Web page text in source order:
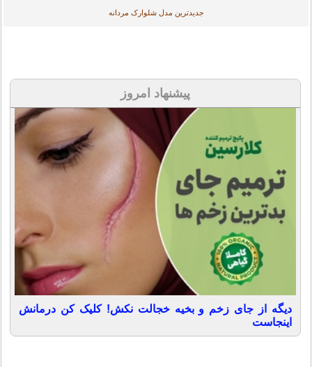
جدیدترین مدل شلوارک مردانه
پیشنهاد امروز
دیگه از جای زخم و بخیه خجالت نکش! کلیک کن درمانش
اینجاست